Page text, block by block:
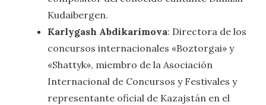
Kudaibergen.
Karlygash Abdikarimova: Directora de los
concursos internacionales «Boztorgai» y
«Shattyk», miembro de la Asociación
Internacional de Concursos y Festivales y
representante oficial de Kazajstán en el